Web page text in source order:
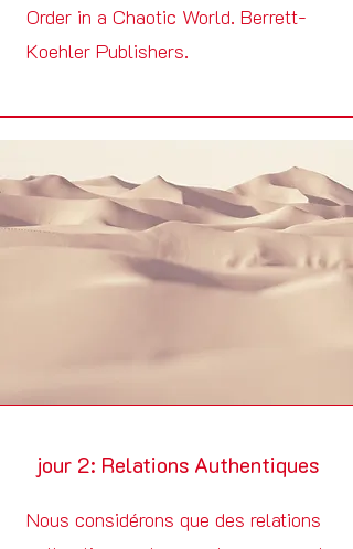
Order in a Chaotic World. Berrett-
Koehler Publishers.
jour 2: Relations Authentiques
Nous considérons que des relations